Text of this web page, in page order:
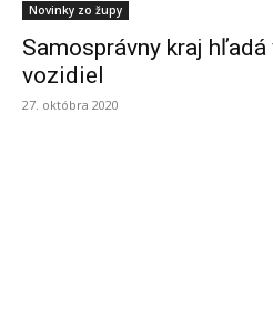
Novinky zo župy
Samosprávny kraj
vozidiel
27. októbra 2020